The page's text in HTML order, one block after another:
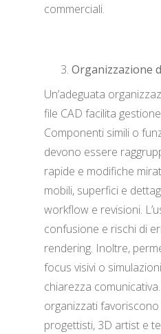
commerciali.
Organizzazione
Un’adeguata
file CAD facilita
Componenti simili o
devono essere
rapide e modifiche
mobili, superfici e
workflow e revisioni.
confusione e rischi di
rendering. Inoltre,
focus visivi o
chiarezza
organizzati
progettisti, 3D artist e